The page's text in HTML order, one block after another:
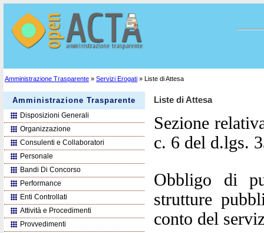
Amministrazione Trasparente » Servizi Erogati » Liste di Attesa
Liste di Attesa
Sezione
c. 6 del d.lgs.
Obbligo di
strutture
conto del
Amministrazione Trasparente
Disposizioni Generali
Organizzazione
Consulenti e Collaboratori
Personale
Bandi Di Concorso
Performance
Enti Controllati
Attività e Procedimenti
Provvedimenti